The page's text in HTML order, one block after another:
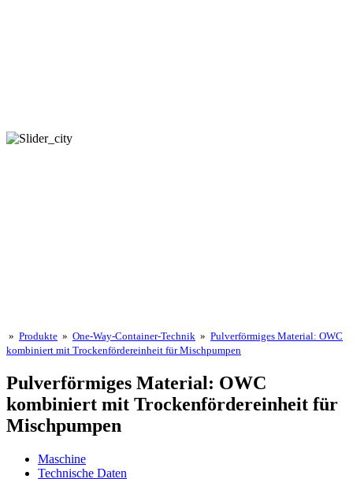
» Produkte » One-Way-Container-Technik » Pulverförmiges Material: OWC
kombiniert mit Trockenfördereinheit für Mischpumpen
Pulverförmiges Material: OWC
kombiniert mit Trockenfördereinheit für
Mischpumpen
Maschine
Technische Daten